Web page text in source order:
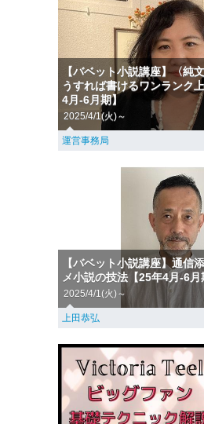
【バベット小説講座】〈純
うすれば書けるワンランク
4月-6月期】
2025/4/1(火)～
運営事務局
【バベット小説講座】通信
メ小説の技法【25年4月-6月
2025/4/1(火)～
上田恭弘